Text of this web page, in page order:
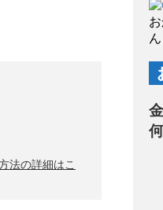
法の詳細はこ
ん